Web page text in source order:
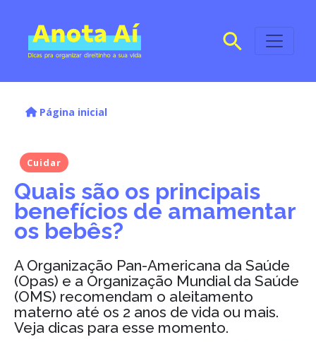
Página inicial
Cuidar
Quais são os principais
benefícios de amamentar
os bebês?
A Organização Pan-Americana da Saúde
(Opas) e a Organização Mundial da Saúde
(OMS) recomendam o aleitamento
materno até os 2 anos de vida ou mais.
Veja dicas para esse momento.